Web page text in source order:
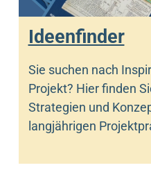
Ideenfinder
Sie suchen nach
Projekt? Hier finden
Strategien und
langjährigen